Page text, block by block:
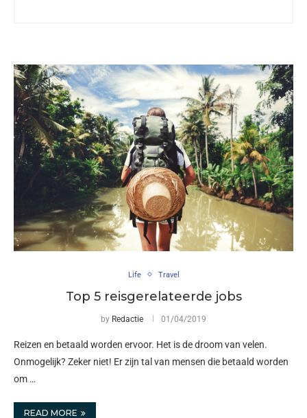
Life Travel
Top 5 reisgerelateerde jobs
by Redactie 01/04/2019
Reizen en betaald worden ervoor. Het is de droom van velen.
Onmogelijk? Zeker niet! Er zijn tal van mensen die betaald worden
om …
READ MORE